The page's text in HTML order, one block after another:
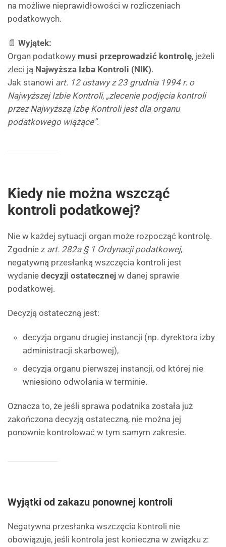
na możliwe nieprawidłowości w rozliczeniach
podatkowych.
📄 Wyjątek:
Organ podatkowy musi przeprowadzić kontrolę, jeżeli
zleci ją Najwyższa Izba Kontroli (NIK).
Jak stanowi art. 12 ustawy z 23 grudnia 1994 r. o
Najwyższej Izbie Kontroli, „zlecenie podjęcia kontroli
przez Najwyższą Izbę Kontroli jest dla organu
podatkowego wiążące”.
Kiedy nie można wszcząć
kontroli podatkowej?
Nie w każdej sytuacji organ może rozpocząć kontrolę.
Zgodnie z art. 282a § 1 Ordynacji podatkowej,
negatywną przesłanką wszczęcia kontroli jest
wydanie decyzji ostatecznej w danej sprawie
podatkowej.
Decyzją ostateczną jest:
decyzja organu drugiej instancji (np. dyrektora izby
administracji skarbowej),
decyzja organu pierwszej instancji, od której nie
wniesiono odwołania w terminie.
Oznacza to, że jeśli sprawa podatnika została już
zakończona decyzją ostateczną, nie można jej
ponownie kontrolować w tym samym zakresie.
Wyjątki od zakazu ponownej kontroli
Negatywna przesłanka wszczęcia kontroli nie
obowiązuje, jeśli kontrola jest konieczna w związku z: